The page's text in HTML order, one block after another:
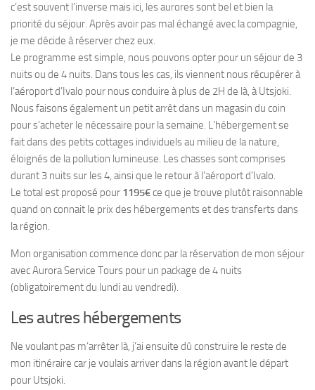
c’est souvent l’inverse mais ici, les aurores sont bel et bien la
priorité du séjour. Après avoir pas mal échangé avec la compagnie,
je me décide à réserver chez eux.
Le programme est simple, nous pouvons opter pour un séjour de 3
nuits ou de 4 nuits. Dans tous les cas, ils viennent nous récupérer à
l’aéroport d’Ivalo pour nous conduire à plus de 2H de là, à Utsjoki.
Nous faisons également un petit arrêt dans un magasin du coin
pour s’acheter le nécessaire pour la semaine. L’hébergement se
fait dans des petits cottages individuels au milieu de la nature,
éloignés de la pollution lumineuse. Les chasses sont comprises
durant 3 nuits sur les 4, ainsi que le retour à l’aéroport d’Ivalo.
Le total est proposé pour 1195€ce que je trouve plutôt raisonnable
quand on connait le prix des hébergements et des transferts dans
la région.
Mon organisation commence donc par la réservation de mon séjour
avec Aurora Service Tours pour un package de 4 nuits
(obligatoirement du lundi au vendredi).
Les autres hébergements
Ne voulant pas m’arrêter là, j’ai ensuite dû construire le reste de
mon itinéraire car je voulais arriver dans la région avant le départ
pour Utsjoki.